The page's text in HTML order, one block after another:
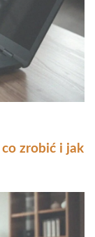
zrobić i jak